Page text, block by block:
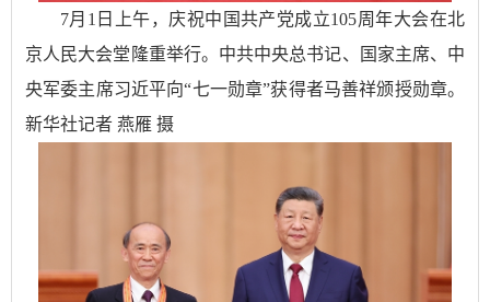
7月1日上午，庆祝中国共产党成立105周年大会在北
京人民大会堂隆重举行。中共中央总书记、国家主席、中
央军委主席习近平向“七一勋章”获得者马善祥颁授勋章。
新华社记者 燕雁 摄